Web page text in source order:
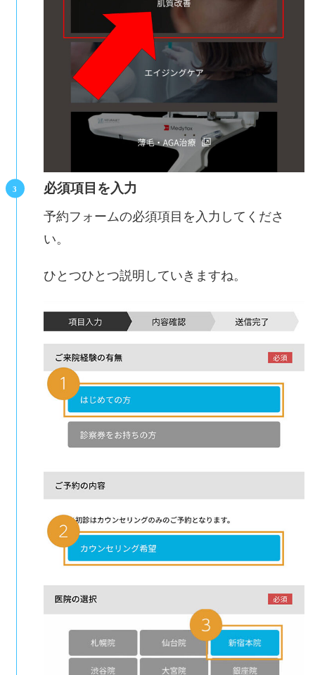
必須項目を入力
予約フォームの必須項目を入力してくださ
い。
ひとつひとつ説明していきますね。